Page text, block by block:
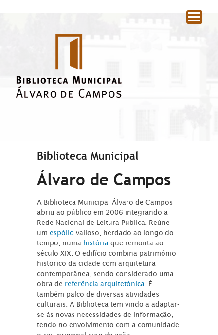
Biblioteca Municipal
Álvaro de Campos
A Biblioteca Municipal Álvaro de Campos
abriu ao público em 2006 integrando a
Rede Nacional de Leitura Pública. Reúne
umespóliovalioso, herdado ao longo do
tempo, numa história que remonta ao
século XIX. O edifício combina património
histórico da cidade com arquitetura
contemporânea, sendo considerado uma
obra de referência arquitetónica . É
também palco de diversas atividades
culturais. A Biblioteca tem vindo a adaptar-
se às novas necessidades de informação,
tendo no envolvimento com a comunidade